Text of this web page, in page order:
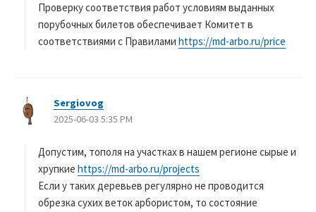
Проверку соответствия работ условиям выданных
порубочных билетов обеспечивает Комитет в
соответствиями с Правилами https://md-arbo.ru/price
Sergiovog
り
2025-06-03 5:35 PM
Допустим, тополя на участках в нашем регионе сырые и
хрупкие https://md-arbo.ru/projects
Если у таких деревьев регулярно не проводится
обрезка сухих веток арбористом, то состояние